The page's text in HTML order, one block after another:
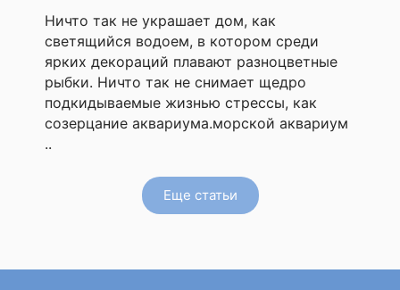
Ничто так не украшает дом, как
светящийся водоем, в котором среди
ярких декораций плавают разноцветные
рыбки. Ничто так не снимает щедро
подкидываемые жизнью стрессы, как
созерцание аквариума.морской аквариум
..
Еще статьи